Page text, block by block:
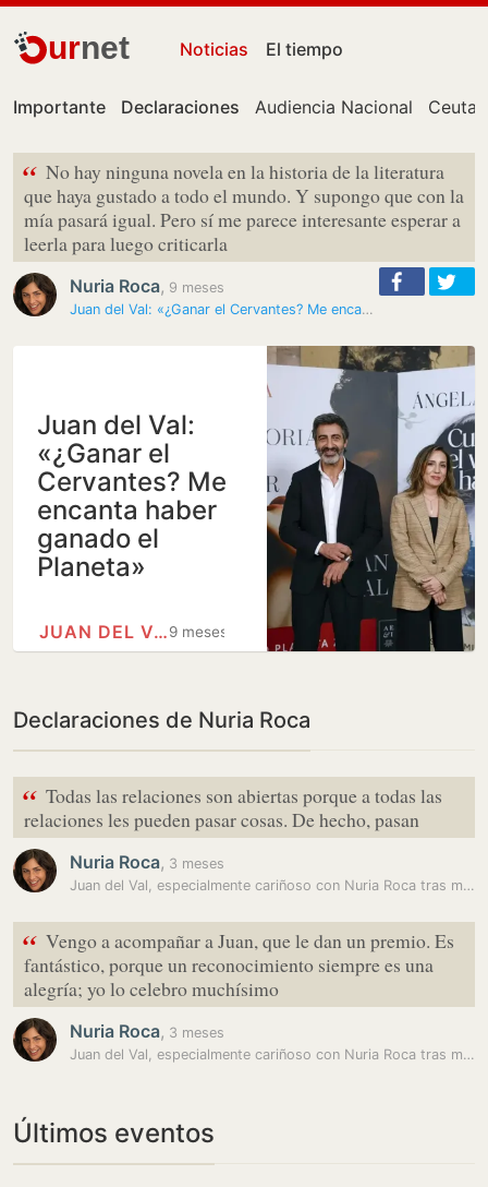
urnet Noticias El tiempo
Importante Declaraciones Audiencia Nacional Ceuta
“ No hay ninguna novela en la historia de la literatura
que haya gustado a todo el mundo. Y supongo que con la
mía pasará igual. Pero sí me parece interesante esperar a
leerla para luego criticarla
Nuria Roca, 9 meses
Juan del Val: «¿Ganar el Cervantes? Me encanta haber ganado el…
Juan del Val:
«¿Ganar el
Cervantes? Me
encanta haber
ganado el
Planeta»
9 meses
JUAN DEL VAL
Declaraciones de Nuria Roca
“ Todas las relaciones son abiertas porque a todas las
relaciones les pueden pasar cosas. De hecho, pasan
Nuria Roca, 3 meses
Juan del Val, especialmente cariñoso con Nuria Roca tras más de 25…
“ Vengo a acompañar a Juan, que le dan un premio. Es
fantástico, porque un reconocimiento siempre es una
alegría; yo lo celebro muchísimo
Nuria Roca, 3 meses
Juan del Val, especialmente cariñoso con Nuria Roca tras más de 25…
Últimos eventos